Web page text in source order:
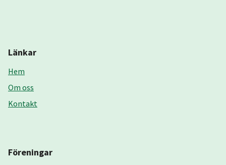
Länkar
Hem
Om oss
Kontakt
Föreningar